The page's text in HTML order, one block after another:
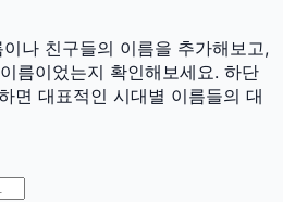
나 친구들의 이름을 추가해보고,
름이었는지 확인해보세요. 하단
면 대표적인 시대별 이름들의 대